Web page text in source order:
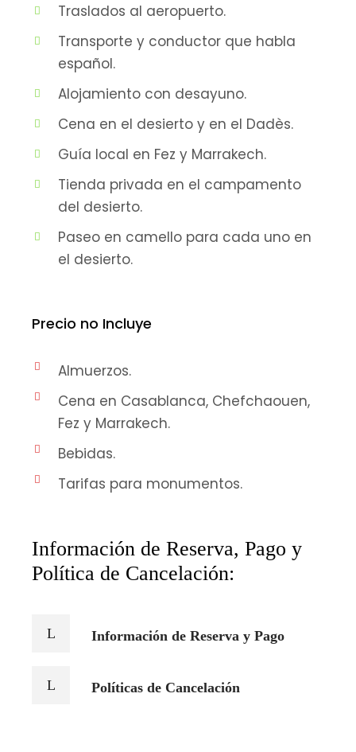
Traslados al aeropuerto.
Transporte y conductor que habla
español.
Alojamiento con desayuno.
Cena en el desierto y en el Dadès.
Guía local en Fez y Marrakech.
Tienda privada en el campamento
del desierto.
Paseo en camello para cada uno en
el desierto.
Precio no Incluye
Almuerzos.
Cena en Casablanca, Chefchaouen,
Fez y Marrakech.
Bebidas.
Tarifas para monumentos.
Información de Reserva, Pago y
Política de Cancelación:
Información de Reserva y Pago
Políticas de Cancelación